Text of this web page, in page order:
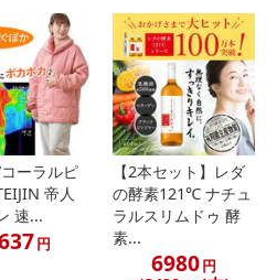
ざいます。また商品によって発送
よりお届けする商品は、ご利用いた
を目的としており、転売等は固く
された場合は、サービス利用を停
コーラルピ
帝人
速...
円
【2本セット】レダ
の酵素121℃ ナチュ
ラルスリムドゥ 酵
素...
6980円